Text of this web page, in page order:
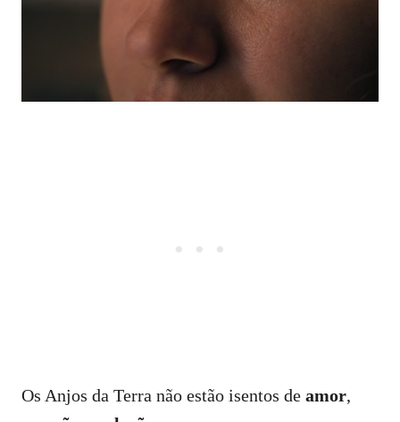
Os Anjos da Terra não estão isentos de amor,